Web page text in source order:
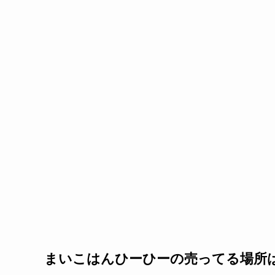
まいこはんひーひーの売ってる場所